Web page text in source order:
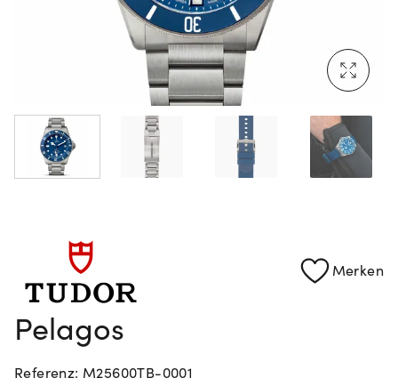
Mehr erfahren: Ikonische Uhren von Cartier
Rolex Certified Pre-Owned entdecken
Merken
Pelagos
Referenz: M25600TB-0001